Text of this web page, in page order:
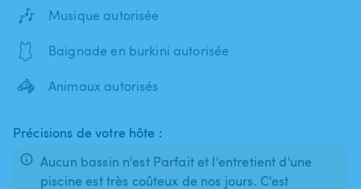
🎶 Musique autorisée
🩱 Baignade en burkini autorisée
🦓 Animaux autorisés
Précisions de votre hôte :
Aucun bassin n'est Parfait et l'entretient d'une
piscine est très coûteux de nos jours. C'est